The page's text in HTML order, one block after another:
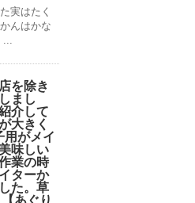
実はたく
んはかな
を除き
まし
介して
大きく
用がメイ
味しい
業の時
ターか
た。草
あぐり